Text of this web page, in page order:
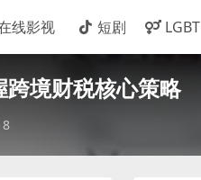
线影视 短剧 LGBT
境财税核心策略
8